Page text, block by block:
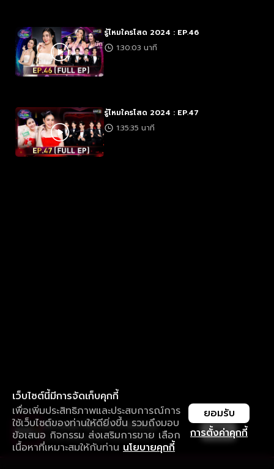
รู้ไหมใครโสด 2024 : EP.46
1:30:03 นาที
รู้ไหมใครโสด 2024 : EP.47
1:35:35 นาที
เว็บไซต์นี้มีการจัดเก็บคุกกี้
เพื่อเพิ่มประสิทธิภาพและประสบการณ์การ
ใช้เว็บไซต์ของท่านให้ดียิ่งขึ้น รวมถึงมอบ
ข้อเสนอ กิจกรรม ส่งเสริมการขาย เลือก
เนื้อหาที่เหมาะสมให้กับท่าน นโยบายคุกกี้
การตั้งค่าคุกกี้
ยอมรับ
ใช้งานแอป ลื่นไหลกว่า ไม่มีสะดุด
ดาวน์โหลดแอปเพื่อการรับชมที่ดีกว่า เปิด